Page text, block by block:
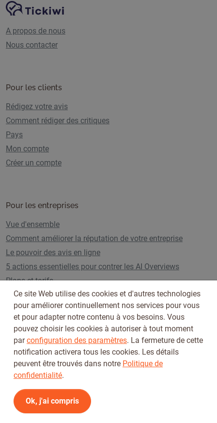
Navigation du sitePlate-forme Tickiwi
A propos de nous
Nous contacter
Pour les clients
Rédigez votre avis
Comment rédiger des critiques
Pays
Mon compte
Créer un compte
Pour les entreprises
Vue d'ensemble
Comment améliorer la réputation de votre entreprise
Le pouvoir des avis en ligne
5 actions essentielles pour contrer les AI Overviews
Plans et tarifs
Suivez-nous sur
Conditions d'utilisation
Ce site Web utilise des cookies et d'autres technologies
pour améliorer continuellement nos services pour vous
et pour adapter notre contenu à vos besoins. Vous
pouvez choisir les cookies à autoriser à tout moment
parconfiguration des paramètres. La fermeture de cette
notification activera tous les cookies. Les détails
peuvent être trouvés dans notre Politique de
confidentialité.
Ok, j'ai compris